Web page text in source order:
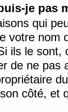
je pas
qui
votre nom
ils le sont,
de ne pas
côté, et